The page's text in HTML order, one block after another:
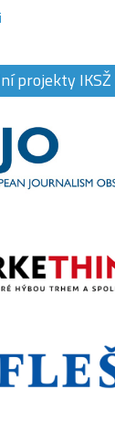
projekty IKSŽ